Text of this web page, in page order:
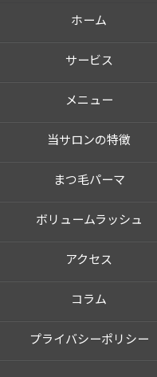
ホーム
サービス
メニュー
当サロンの特徴
まつ毛パーマ
ボリュームラッシュ
アクセス
コラム
プライバシーポリシー